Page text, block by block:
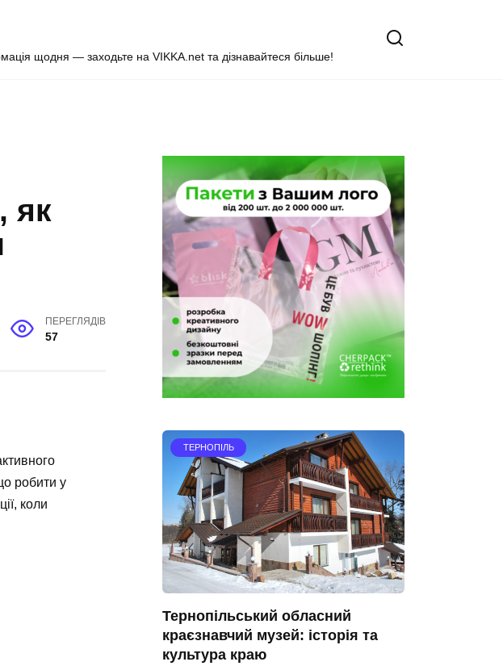
щодня — заходьте на VIKKA.net та дізнавайтеся більше!
як
ПЕРЕГЛЯДІВ
57
робити у
коли
ТЕРНОПІЛЬ
Тернопільський обласний
краєзнавчий музей: історія та
культура краю